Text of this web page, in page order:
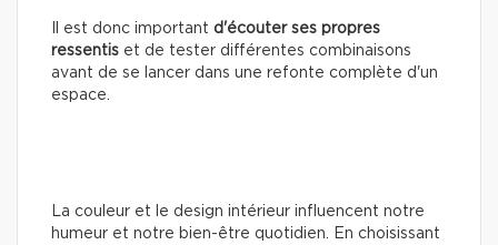
Il est donc important d'écouter ses propres
ressentis et de tester différentes combinaisons
avant de se lancer dans une refonte complète d'un
espace.
La couleur et le design intérieur influencent notre
humeur et notre bien-être quotidien. En choisissant